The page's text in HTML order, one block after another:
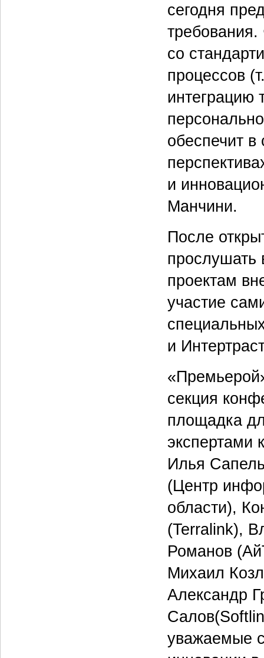
сегодня
со
процессов
интеграцию
обеспечит в
и
Манчини.
После
проектам
участие
и
секция
площадка
экспертами
Илья
(Центр
области),
(Terralink),
Романов
Михаил
Александр
уважаемые